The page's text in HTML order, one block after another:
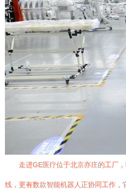
走进GE医疗位于北京亦庄的工厂
线，更有数款智能机器人正协同工作，